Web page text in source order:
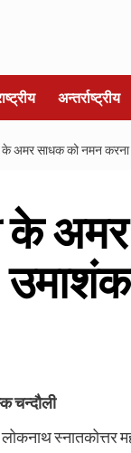
अन्तर्राष्ट्रीय
अमर साधक को नमन करना
के
चन्दौली
स्नातकोत्तर